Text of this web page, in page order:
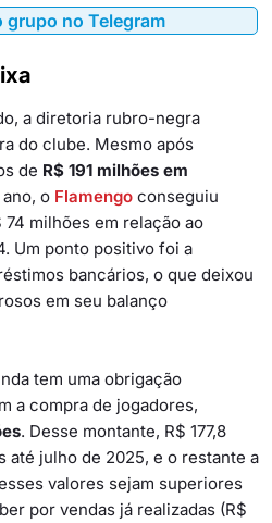
grupo no Telegram
a diretoria rubro-negra
do clube. Mesmo após
de R$ 191 milhões em
o Flamengo conseguiu
milhões em relação ao
Um ponto positivo foi a
bancários, o que deixou
em seu balanço
tem uma obrigação
a compra de jogadores,
. Desse montante, R$ 177,8
até julho de 2025, e o restante a
valores sejam superiores
por vendas já realizadas (R$